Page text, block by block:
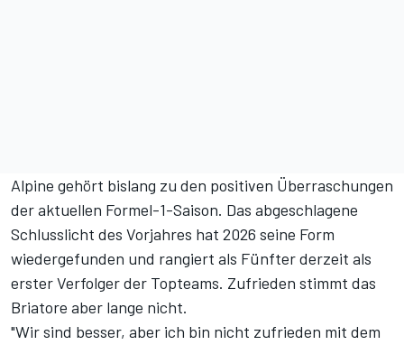
Alpine gehört bislang zu den positiven Überraschungen
der aktuellen Formel-1-Saison. Das abgeschlagene
Schlusslicht des Vorjahres hat 2026 seine Form
wiedergefunden und rangiert als Fünfter derzeit als
erster Verfolger der Topteams. Zufrieden stimmt das
Briatore aber lange nicht.
"Wir sind besser, aber ich bin nicht zufrieden mit dem